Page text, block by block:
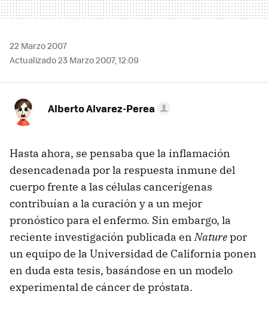
22 Marzo 2007
Actualizado 23 Marzo 2007, 12:09
Alberto Alvarez-Perea
Hasta ahora, se pensaba que la inflamación
desencadenada por la respuesta inmune del
cuerpo frente a las células cancerígenas
contribuían a la curación y a un mejor
pronóstico para el enfermo. Sin embargo, la
reciente investigación publicada enNaturepor
un equipo de la Universidad de California ponen
en duda esta tesis, basándose en un modelo
experimental de cáncer de próstata.